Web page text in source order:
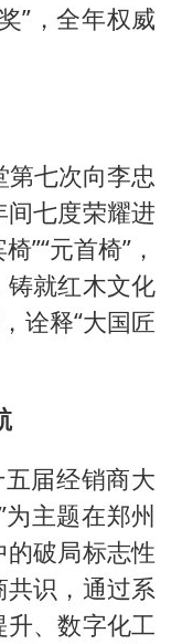
”，全年权威
第七次向李忠
七度荣耀进
”“元首椅”，
铸就红木文化
诠释“大国匠
届经销商大
主题在郑州
破局标志性
识，通过系
、数字化工